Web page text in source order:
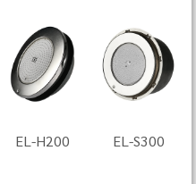
EL-H200 EL-S300